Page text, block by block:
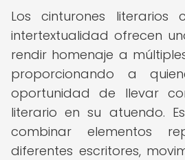
Los cinturones
intertextualidad ofrecen
rendir homenaje a
proporcionando a
oportunidad de llevar
literario en su atuendo.
combinar elementos
diferentes escritores,